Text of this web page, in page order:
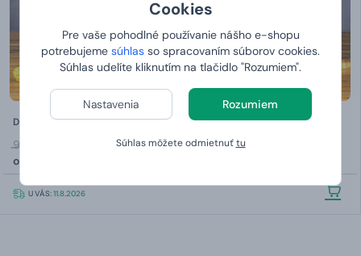
Cookies
Pre vaše pohodlné používanie nášho e-shopu
potrebujeme súhlas so spracovaním súborov cookies.
Súhlas udelíte kliknutím na tlačidlo "Rozumiem".
Nastavenia Rozumiem
Súhlas môžete odmietnuťtu
Debna pre grilmajstra
99,99 €
od
U VÁS:11.8.2026